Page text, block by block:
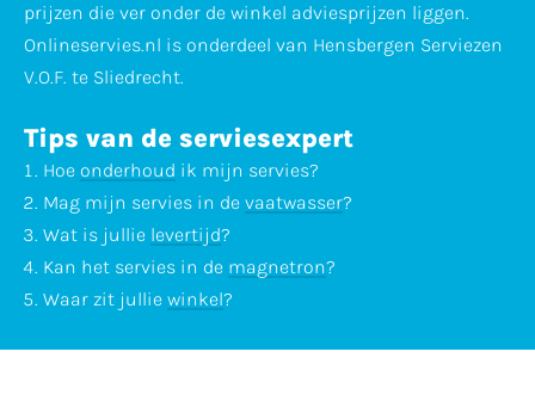
prijzen die ver onder de winkel adviesprijzen liggen.
Onlineservies.nl is onderdeel van Hensbergen Serviezen
V.O.F. te Sliedrecht.
Tips van de serviesexpert
Hoe onderhoud ik mijn servies?
Mag mijn servies in de vaatwasser?
Wat is jullie levertijd?
Kan het servies in de magnetron?
Waar zit jullie winkel?